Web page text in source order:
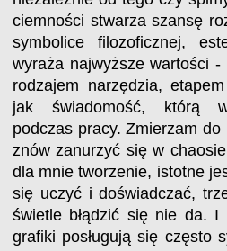
ciemności stwarza szansę
symbolice filozoficznej,
wyraża najwyższe wartości
rodzajem narzędzia,
jak świadomość, którą
podczas pracy. Zmierzam
znów zanurzyć się w
dla mnie tworzenie, istotne
się uczyć i doświadczać,
świetle błądzić się nie da.
grafiki posługują się często